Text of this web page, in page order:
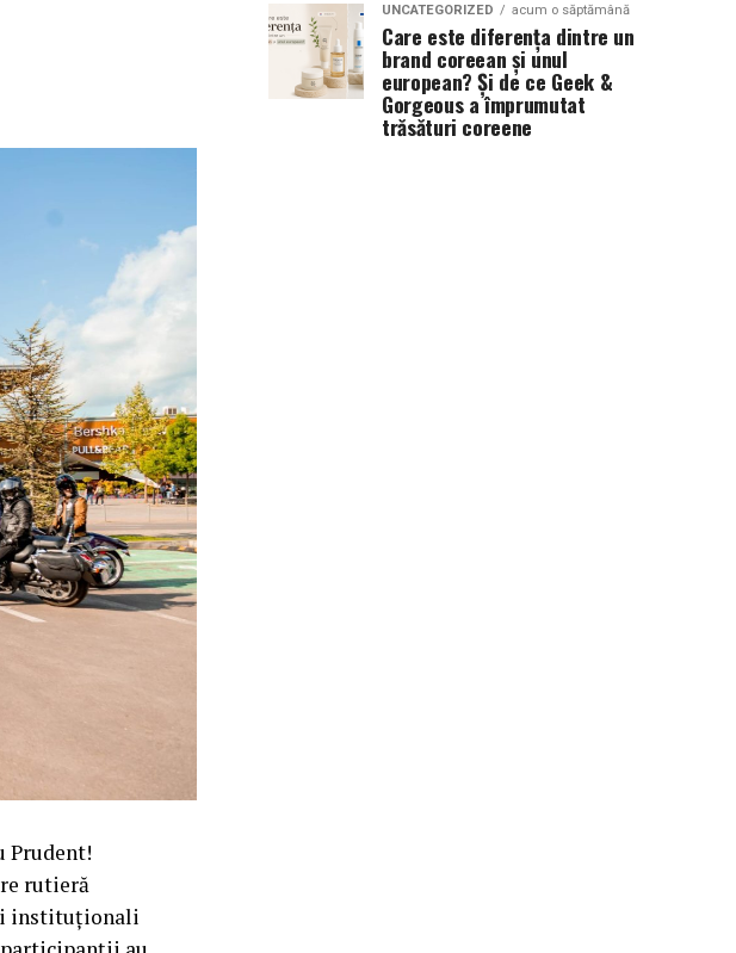
Prudent!
rutieră
instituționali
UNCATEGORIZED acum o săptămână
Care este diferența dintre un
brand coreean și unul
european? Și de ce Geek &
Gorgeous a împrumutat
trăsături coreene